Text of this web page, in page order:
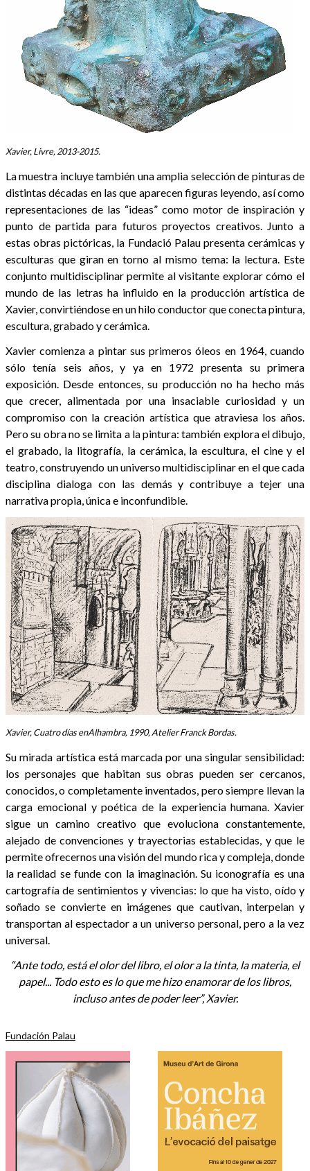
Xavier, Livre, 2013-2015.
La muestra incluye también una amplia selección de pinturas de
distintas décadas en las que aparecen figuras leyendo, así como
representaciones de las “ideas” como motor de inspiración y
punto de partida para futuros proyectos creativos. Junto a
estas obras pictóricas, la Fundació Palau presenta cerámicas y
esculturas que giran en torno al mismo tema: la lectura. Este
conjunto multidisciplinar permite al visitante explorar cómo el
mundo de las letras ha influido en la producción artística de
Xavier, convirtiéndose en un hilo conductor que conecta pintura,
escultura, grabado y cerámica.
Xavier comienza a pintar sus primeros óleos en 1964, cuando
sólo tenía seis años, y ya en 1972 presenta su primera
exposición. Desde entonces, su producción no ha hecho más
que crecer, alimentada por una insaciable curiosidad y un
compromiso con la creación artística que atraviesa los años.
Pero su obra no se limita a la pintura: también explora el dibujo,
el grabado, la litografía, la cerámica, la escultura, el cine y el
teatro, construyendo un universo multidisciplinar en el que cada
disciplina dialoga con las demás y contribuye a tejer una
narrativa propia, única e inconfundible.
Xavier, Cuatro días enAlhambra, 1990, Atelier Franck Bordas.
Su mirada artística está marcada por una singular sensibilidad:
los personajes que habitan sus obras pueden ser cercanos,
conocidos, o completamente inventados, pero siempre llevan la
carga emocional y poética de la experiencia humana. Xavier
sigue un camino creativo que evoluciona constantemente,
alejado de convenciones y trayectorias establecidas, y que le
permite ofrecernos una visión del mundo rica y compleja, donde
la realidad se funde con la imaginación. Su iconografía es una
cartografía de sentimientos y vivencias: lo que ha visto, oído y
soñado se convierte en imágenes que cautivan, interpelan y
transportan al espectador a un universo personal, pero a la vez
universal.
“Ante todo, está el olor del libro, el olor a la tinta, la materia, el
papel... Todo esto es lo que me hizo enamorar de los libros,
incluso antes de poder leer”, Xavier.
Fundación Palau